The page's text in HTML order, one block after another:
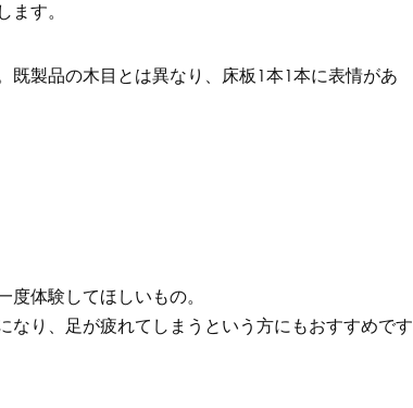
す。
製品の木目とは異なり、床板1本1本に表情があ
体験してほしいもの。
り、足が疲れてしまうという方にもおすすめです